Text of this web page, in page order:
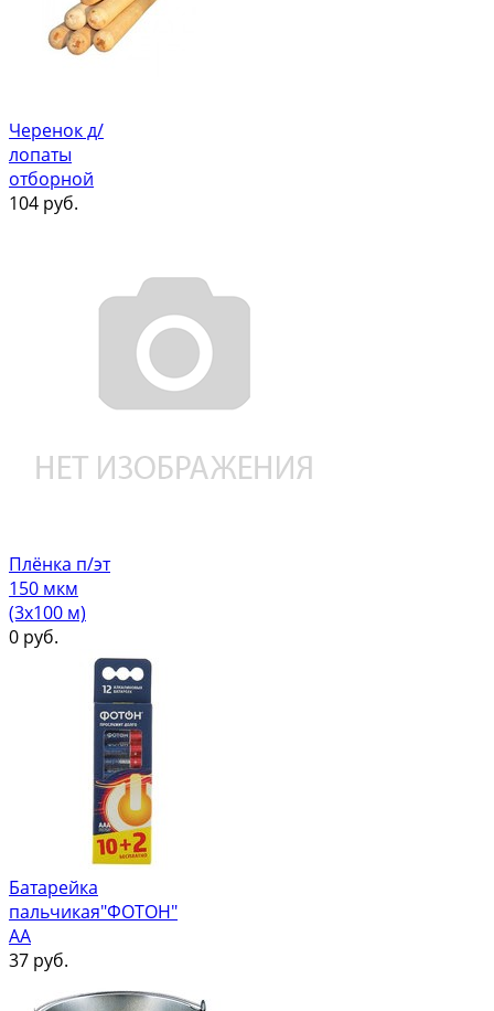
Черенок д/
лопаты
отборной
104 руб.
Плёнка п/эт
150 мкм
(3х100 м)
0 руб.
Батарейка
пальчикая"ФОТОН"
АА
37 руб.